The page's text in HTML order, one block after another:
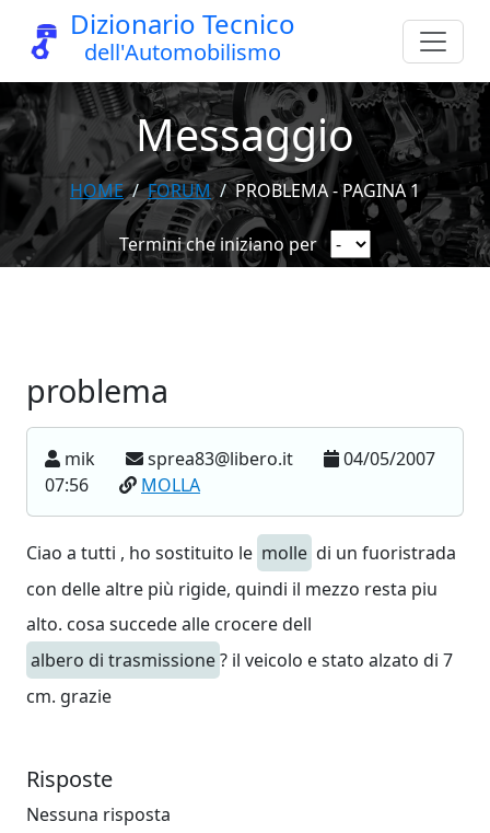
Dizionario Tecnico
dell'Automobilismo
Messaggio
HOME FORUM PROBLEMA - PAGINA 1
Termini che iniziano per
problema
mik sprea83@libero.it
04/05/2007
07:56
MOLLA
Ciao a tutti , ho sostituito le molle di un fuoristrada
con delle altre più rigide, quindi il mezzo resta piu
alto. cosa succede alle crocere dell
albero di trasmissione? il veicolo e stato alzato di 7
cm. grazie
Risposte
Nessuna risposta